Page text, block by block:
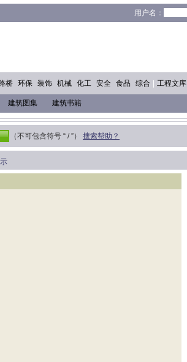
用户名：
桥 环保 装饰 机械 化工 安全 食品 综合 工程文库
建筑图集 建筑书籍
（不可包含符号 “ / ”） 搜索帮助？